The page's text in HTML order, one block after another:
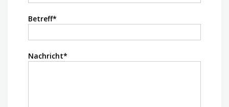
Betreff*
Nachricht*